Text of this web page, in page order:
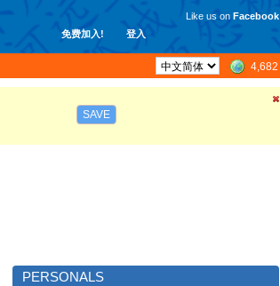
免费加入! 登入
Like us on Facebook
4,682
SAVE
PERSONALS